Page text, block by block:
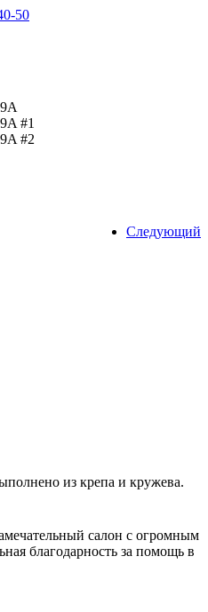
50
Следующий
из крепа и кружева.
салон с огромным
благодарность за помощь в